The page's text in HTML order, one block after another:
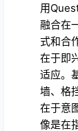
用
融合在
式和合
在于即
适应。
墙、格
在于意
像是在